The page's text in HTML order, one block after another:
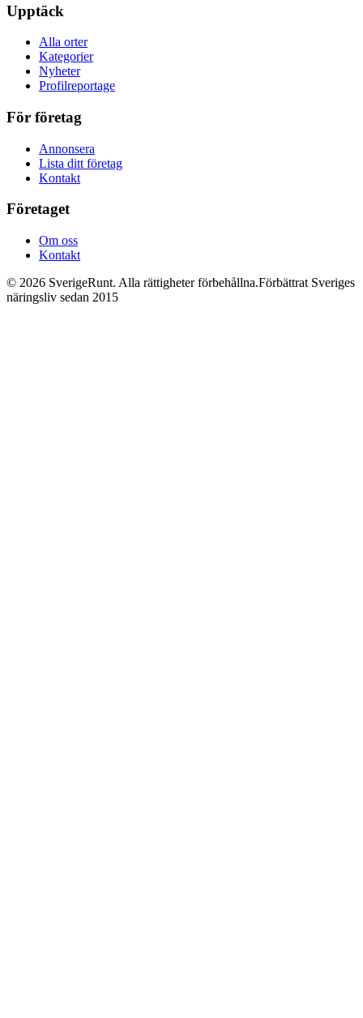
Upptäck
Alla orter
Kategorier
Nyheter
Profilreportage
För företag
Annonsera
Lista ditt företag
Kontakt
Företaget
Om oss
Kontakt
© 2026 SverigeRunt. Alla rättigheter förbehållna.Förbättrat Sveriges
näringsliv sedan 2015